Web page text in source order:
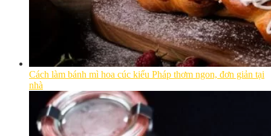
Cách làm bánh mì hoa cúc kiểu Pháp thơm ngon, đơn giản tại
nhà